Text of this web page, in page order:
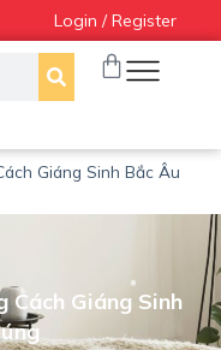
Login / Register
Giáng Sinh Bắc Âu
Cách Giáng Sinh